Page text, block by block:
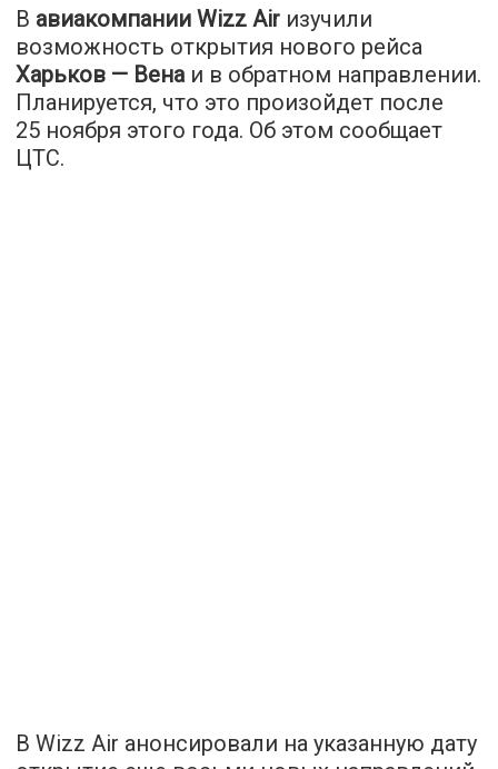
В авиакомпании Wizz Air изучили
возможность открытия нового рейса
Харьков — Вена и в обратном направлении.
Планируется, что это произойдет после
25 ноября этого года. Об этом сообщает
ЦТС.
В Wizz Air анонсировали на указанную дату